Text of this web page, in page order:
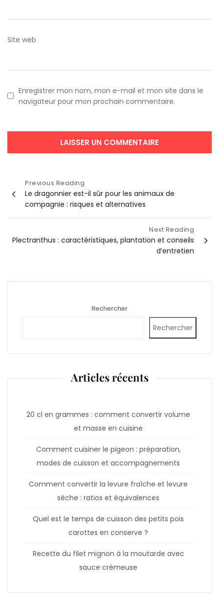
Site web
Enregistrer mon nom, mon e-mail et mon site dans le
navigateur pour mon prochain commentaire.
Navigation
de
l’article
Previous Reading
Le dragonnier est-il sûr pour les animaux de
compagnie : risques et alternatives
Next Reading
Plectranthus : caractéristiques, plantation et conseils
d’entretien
Rechercher
Rechercher
Articles récents
20 cl en grammes : comment convertir volume
et masse en cuisine
Comment cuisiner le pigeon : préparation,
modes de cuisson et accompagnements
Comment convertir la levure fraîche et levure
sèche : ratios et équivalences
Quel est le temps de cuisson des petits pois
carottes en conserve ?
Recette du filet mignon à la moutarde avec
sauce crémeuse